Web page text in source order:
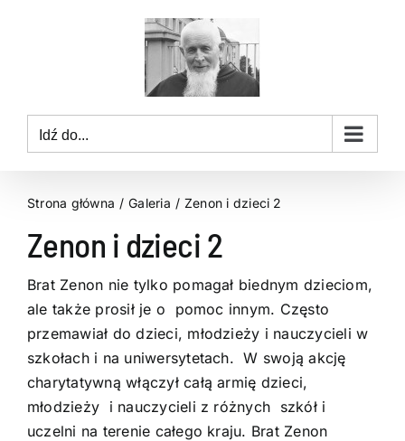
Idź do...
Strona główna Galeria Zenon i dzieci 2
Zenon i dzieci 2
Brat Zenon nie tylko pomagał biednym dzieciom,
ale także prosił je o pomoc innym. Często
przemawiał do dzieci, młodzieży i nauczycieli w
szkołach i na uniwersytetach. W swoją akcję
charytatywną włączył całą armię dzieci,
młodzieży i nauczycieli z różnych szkół i
uczelni na terenie całego kraju. Brat Zenon